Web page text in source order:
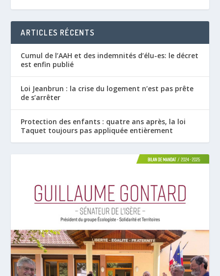
ARTICLES RÉCENTS
Cumul de l’AAH et des indemnités d’élu-es: le décret
est enfin publié
Loi Jeanbrun : la crise du logement n’est pas prête
de s’arrêter
Protection des enfants : quatre ans après, la loi
Taquet toujours pas appliquée entièrement